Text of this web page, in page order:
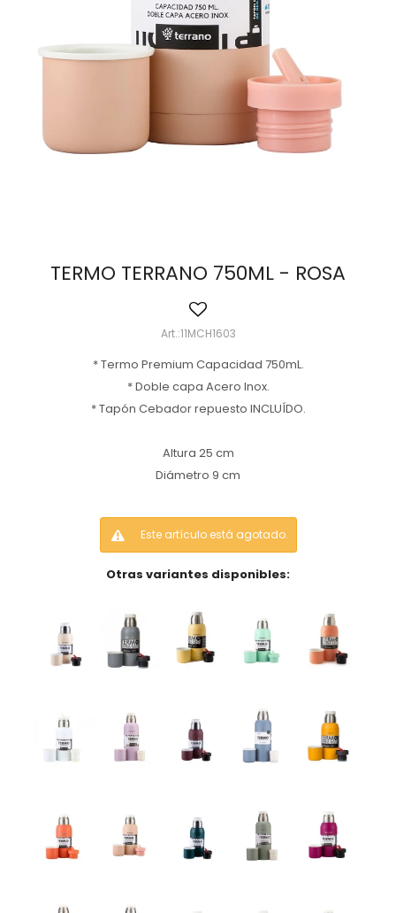
TERMO TERRANO 750ML - ROSA
11MCH1603
* Termo Premium Capacidad 750mL.
* Doble capa Acero Inox.
* Tapón Cebador repuesto INCLUÍDO.
Altura 25 cm
Diámetro 9 cm
Este artículo está agotado.
Otras variantes disponibles: